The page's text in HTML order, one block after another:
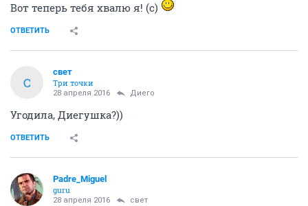
Вот теперь тебя хвалю я! (с)
ОТВЕТИТЬ
С
свет
Три точки
28 апреля 2016 Диего
Угодила, Диегушка?))
ОТВЕТИТЬ
Padre_Miguel
guru
28 апреля 2016 свет